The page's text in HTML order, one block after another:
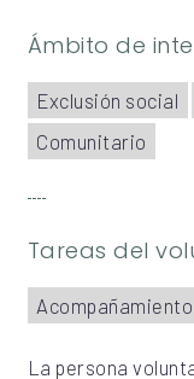
Ámbito de
Exclusión social
Comunitario
Tareas del
Acompañamiento
La persona